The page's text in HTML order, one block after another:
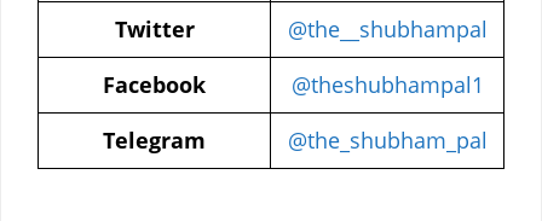
Twitter
@the__shubhampal
Facebook
@theshubhampal1
Telegram
@the_shubham_pal